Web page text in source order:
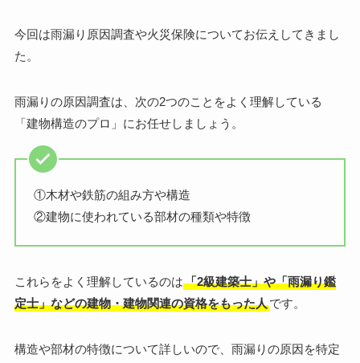
今回は雨漏り原因調査や火災保険についてお伝えしてきまし
た。
雨漏りの原因調査は、次の2つのことをよく理解している
「建物構造のプロ」にお任せしましょう。
①木材や鉄筋の組み方や構造
②建物に使われている部材の種類や特徴
これらをよく理解しているのは「2級建築士」や「雨漏り鑑
定士」などの建物・建物関連の資格をもった人です。
構造や部材の特徴について詳しいので、雨漏りの原因を特定